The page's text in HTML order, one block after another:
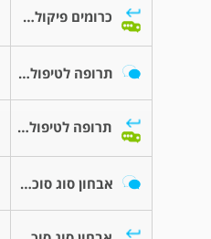
כרומים פיקולאנט או כרומיום GTF
תרופה לטיפול בדיכאון אצל חולה סכרת
תרופה לטיפול בדיכאון אצל חולה סכרת
אבחון סוג סוכרת